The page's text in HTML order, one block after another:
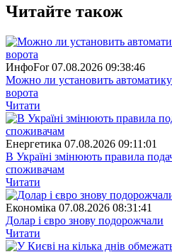
Читайте також
ИнфоFor 07.08.2026 09:38:46
Можно ли установить
ворота
Читати
Енергетика 07.08.2026 09:11:01
В Україні змінюють правила
споживачам
Читати
Економіка 07.08.2026 08:31:41
Долар і євро знову подорожчали
Читати